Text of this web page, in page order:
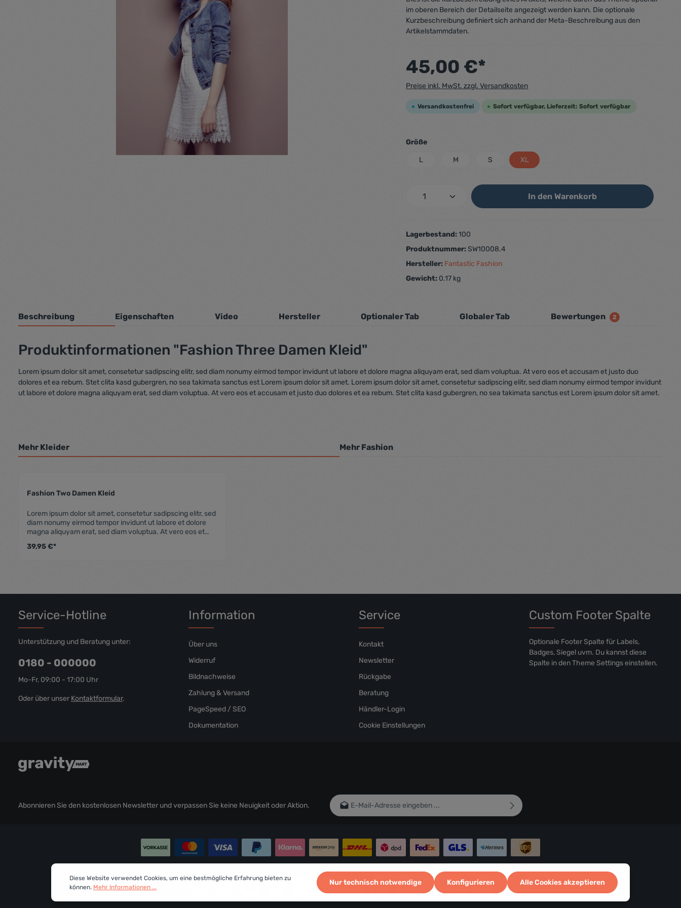
im oberen Bereich der Detailseite angezeigt werden kann. Die optionale
Kurzbeschreibung definiert sich anhand der Meta-Beschreibung aus den
Artikelstammdaten.
45,00 €*
Preise inkl. MwSt. zzgl. Versandkosten
Versandkostenfrei Sofort verfügbar, Lieferzeit: Sofort verfügbar
Größe
L M S XL
In den Warenkorb
Lagerbestand:100
Produktnummer:SW10008.4
Hersteller: Fantastic Fashion
Gewicht: 0.17 kg
Beschreibung Eigenschaften Video Hersteller Optionaler Tab Globaler Tab Bewertungen 2
Produktinformationen "Fashion Three Damen Kleid"
Lorem ipsum dolor sit amet, consetetur sadipscing elitr, sed diam nonumy eirmod tempor invidunt ut labore et dolore magna aliquyam erat, sed diam voluptua. At vero eos et accusam et justo duo
dolores et ea rebum. Stet clita kasd gubergren, no sea takimata sanctus est Lorem ipsum dolor sit amet. Lorem ipsum dolor sit amet, consetetur sadipscing elitr, sed diam nonumy eirmod tempor invidunt
ut labore et dolore magna aliquyam erat, sed diam voluptua. At vero eos et accusam et justo duo dolores et ea rebum. Stet clita kasd gubergren, no sea takimata sanctus est Lorem ipsum dolor sit amet.
Mehr Kleider Mehr Fashion
Fashion Two Damen Kleid
Lorem ipsum dolor sit amet, consetetur sadipscing elitr, sed
diam nonumy eirmod tempor invidunt ut labore et dolore
magna aliquyam erat, sed diam voluptua. At vero eos et
gubergren, no sea takimata sanctus est Lorem ipsum dolor
kasd gubergren, no sea takimata sanctus est Lorem ipsum
39,95 €*
Abonnieren Sie den kostenlosen Newsletter und verpassen Sie keine Neuigkeit oder Aktion.
E-Mail-Adresse*
einverstanden.
Zeichen ein*
Custom Footer Spalte
Optionale Footer Spalte für Labels,
Badges, Siegel uvm. Du kannst diese
Spalte in den Theme Settings einstellen.
Service-Hotline
Unterstützung und Beratung unter:
0180 - 000000
Mo-Fr, 09:00 - 17:00 Uhr
Oder über unser Kontaktformular.
Information
Über uns
Widerruf
Bildnachweise
Zahlung & Versand
PageSpeed / SEO
Dokumentation
Service
Kontakt
Newsletter
Rückgabe
Beratung
Händler-Login
Cookie Einstellungen
Diese Website verwendet Cookies, um eine bestmögliche Erfahrung bieten zu
können. Mehr Informationen ...
Nur technisch notwendige Konfigurieren Alle Cookies akzeptieren